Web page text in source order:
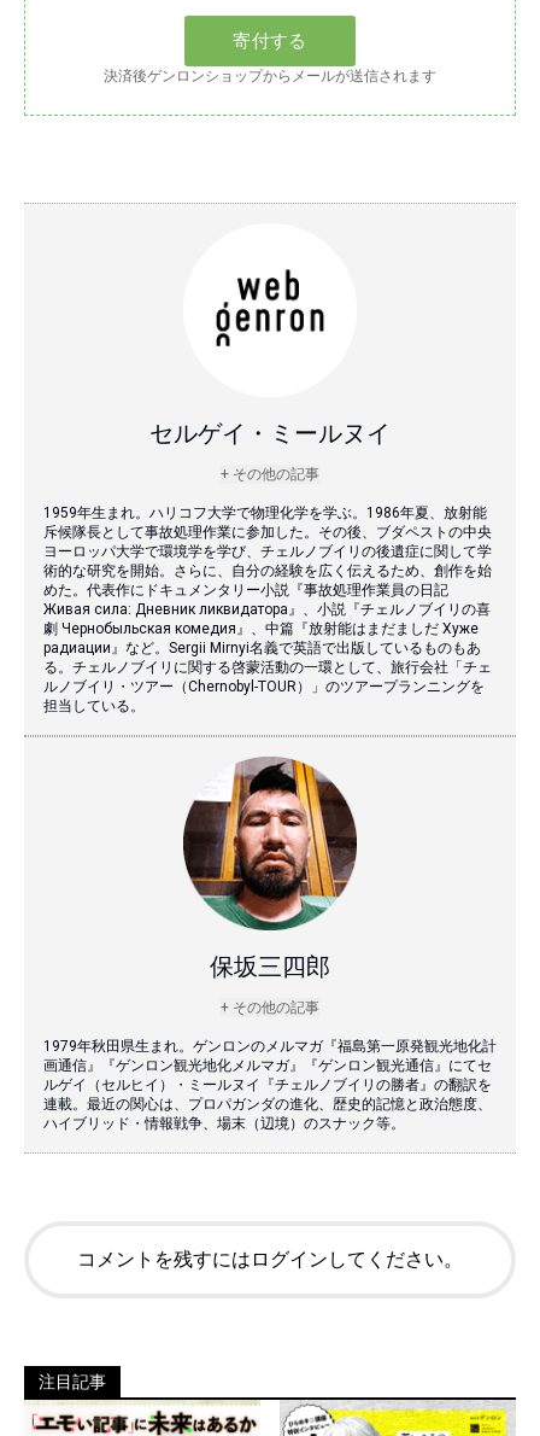
決済後ゲンロンショップからメールが送信されます
セルゲイ・ミールヌイ
+ その他の記事
1959年生まれ。ハリコフ大学で物理化学を学ぶ。1986年夏、放射能
斥候隊長として事故処理作業に参加した。その後、ブダペストの中央
ヨーロッパ大学で環境学を学び、チェルノブイリの後遺症に関して学
術的な研究を開始。さらに、自分の経験を広く伝えるため、創作を始
めた。代表作にドキュメンタリー小説『事故処理作業員の日記
Живая сила: Дневник ликвидатора』、小説『チェルノブイリの喜
劇 Чернобыльская комедия』、中篇『放射能はまだましだ Хуже
радиации』など。Sergii Mirnyi名義で英語で出版しているものもあ
る。チェルノブイリに関する啓蒙活動の一環として、旅行会社「チェ
ルノブイリ・ツアー（Chernobyl-TOUR）」のツアープランニングを
担当している。
保坂三四郎
+ その他の記事
1979年秋田県生まれ。ゲンロンのメルマガ『福島第一原発観光地化計
画通信』『ゲンロン観光地化メルマガ』『ゲンロン観光通信』にてセ
ルゲイ（セルヒイ）・ミールヌイ『チェルノブイリの勝者』の翻訳を
連載。最近の関心は、プロパガンダの進化、歴史的記憶と政治態度、
ハイブリッド・情報戦争、場末（辺境）のスナック等。
コメントを残すにはログインしてください。
注目記事